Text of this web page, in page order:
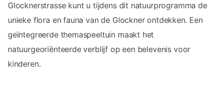
Glocknerstrasse kunt u tijdens dit natuurprogramma de
unieke flora en fauna van de Glockner ontdekken. Een
geïntegreerde themaspeeltuin maakt het
natuurgeoriënteerde verblijf op een belevenis voor
kinderen.